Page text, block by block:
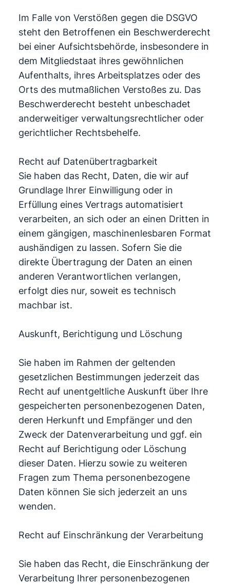
Im Falle von Verstößen gegen die DSGVO
steht den Betroffenen ein Beschwerderecht
bei einer Aufsichtsbehörde, insbesondere in
dem Mitgliedstaat ihres gewöhnlichen
Aufenthalts, ihres Arbeitsplatzes oder des
Orts des mutmaßlichen Verstoßes zu. Das
Beschwerderecht besteht unbeschadet
anderweitiger verwaltungsrechtlicher oder
gerichtlicher Rechtsbehelfe.
Recht auf Datenübertragbarkeit
Sie haben das Recht, Daten, die wir auf
Grundlage Ihrer Einwilligung oder in
Erfüllung eines Vertrags automatisiert
verarbeiten, an sich oder an einen Dritten in
einem gängigen, maschinenlesbaren Format
aushändigen zu lassen. Sofern Sie die
direkte Übertragung der Daten an einen
anderen Verantwortlichen verlangen,
erfolgt dies nur, soweit es technisch
machbar ist.
Auskunft, Berichtigung und Löschung
Sie haben im Rahmen der geltenden
gesetzlichen Bestimmungen jederzeit das
Recht auf unentgeltliche Auskunft über Ihre
gespeicherten personenbezogenen Daten,
deren Herkunft und Empfänger und den
Zweck der Datenverarbeitung und ggf. ein
Recht auf Berichtigung oder Löschung
dieser Daten. Hierzu sowie zu weiteren
Fragen zum Thema personenbezogene
Daten können Sie sich jederzeit an uns
wenden.
Recht auf Einschränkung der Verarbeitung
Sie haben das Recht, die Einschränkung der
Verarbeitung Ihrer personenbezogenen